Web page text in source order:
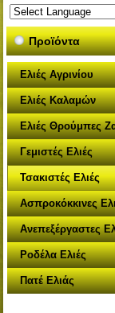
Προϊόντα
Ελιές Αγρινίου
Ελιές Καλαμών
Ελιές Θρούμπες
Γεμιστές Ελιές
Τσακιστές Ελιές
Ασπροκόκκινες
Ανεπεξέργαστες
Ροδέλα Ελιές
Πατέ Ελιάς